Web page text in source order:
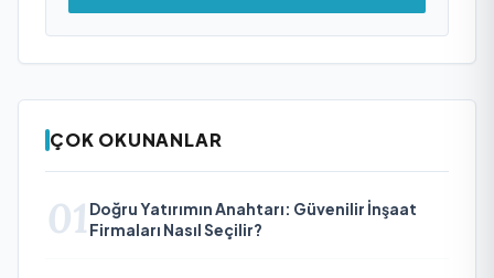
ÇOK OKUNANLAR
01 Doğru Yatırımın Anahtarı: Güvenilir İnşaat
Firmaları Nasıl Seçilir?